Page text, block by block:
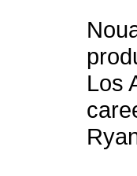
Los